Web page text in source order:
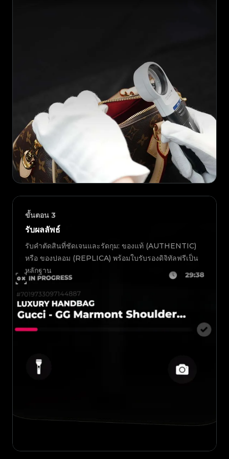
ขั้นตอน 3
รับผลลัพธ์
รับคำตัดสินที่ชัดเจนและรัดกุม: ของแท้ (AUTHENTIC)
หรือ ของปลอม (REPLICA) พร้อมใบรับรองดิจิทัลฟรีเป็น
หลักฐาน